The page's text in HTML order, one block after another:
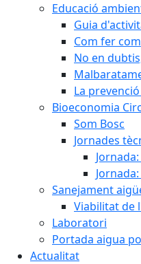
Educació
Guia
Com fer
No en
La
Bioeconomia
Som Bosc
Jornades
Sanejament
Viabilitat de
Laboratori
Portada aigua
Actualitat